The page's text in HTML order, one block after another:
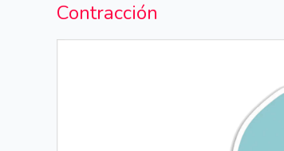
Contracción